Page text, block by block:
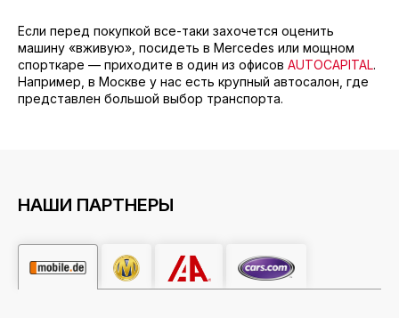
Если перед покупкой все-таки захочется оценить
машину «вживую», посидеть в Mercedes или мощном
спорткаре — приходите в один из офисов AUTOCAPITAL.
Например, в Москве у нас есть крупный автосалон, где
представлен большой выбор транспорта.
НАШИ ПАРТНЕРЫ